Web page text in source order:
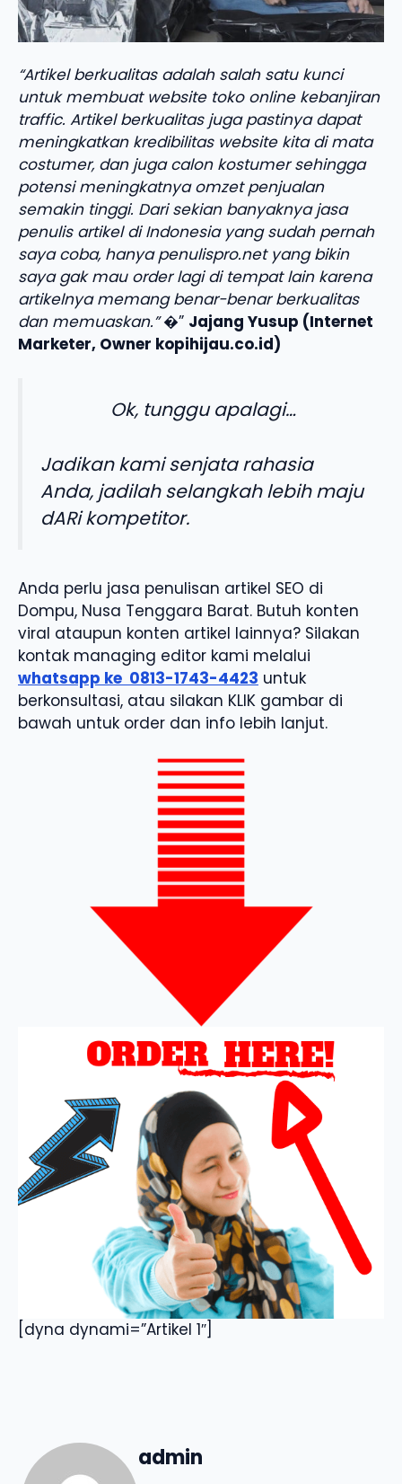
“Artikel berkualitas adalah salah satu kunci
untuk membuat website toko online kebanjiran
traffic. Artikel berkualitas juga pastinya dapat
meningkatkan kredibilitas website kita di mata
costumer, dan juga calon kostumer sehingga
potensi meningkatnya omzet penjualan
semakin tinggi. Dari sekian banyaknya jasa
penulis artikel di Indonesia yang sudah pernah
saya coba, hanya penulispro.net yang bikin
saya gak mau order lagi di tempat lain karena
artikelnya memang benar-benar berkualitas
dan memuaskan.”�” Jajang Yusup (Internet
Marketer, Owner kopihijau.co.id)
Ok, tunggu apalagi…
Jadikan kami senjata rahasia
Anda, jadilah selangkah lebih maju
dARi kompetitor.
Anda perlu jasa penulisan artikel SEO di
Dompu, Nusa Tenggara Barat. Butuh konten
viral ataupun konten artikel lainnya? Silakan
kontak managing editor kami melalui
whatsapp ke 0813-1743-4423 untuk
berkonsultasi, atau silakan KLIK gambar di
bawah untuk order dan info lebih lanjut.
[dyna dynami=”Artikel 1″]
admin